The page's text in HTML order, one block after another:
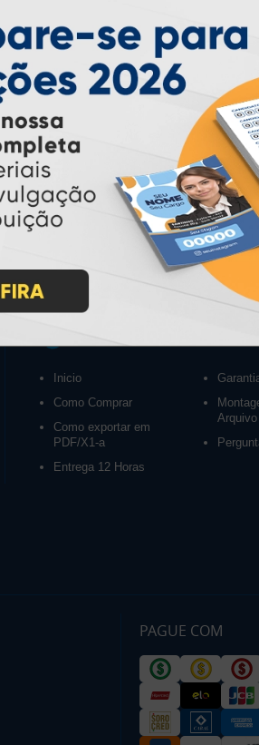
Inicio
Como Comprar
Como exportar em
PDF/X1-a
Entrega 12 Horas
Arquivo
PAGUE COM